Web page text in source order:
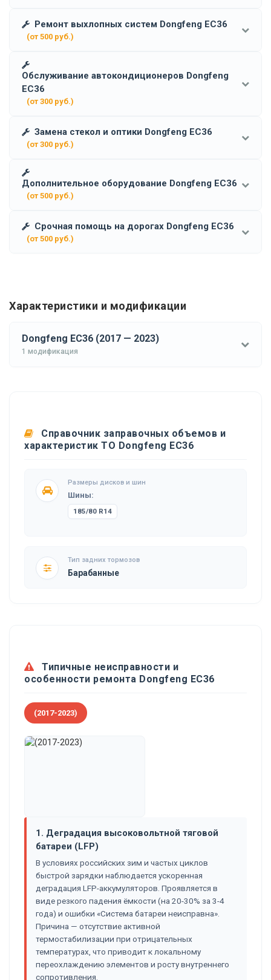
Ремонт выхлопных систем Dongfeng EC36
(от 500 руб.)
Обслуживание автокондиционеров Dongfeng
EC36
(от 300 руб.)
Замена стекол и оптики Dongfeng EC36
(от 300 руб.)
Дополнительное оборудование Dongfeng EC36
(от 500 руб.)
Срочная помощь на дорогах Dongfeng EC36
(от 500 руб.)
Характеристики и модификации
Dongfeng EC36 (2017 — 2023)
1 модификация
Справочник заправочных объемов и
характеристик ТО Dongfeng EC36
Размеры дисков и шин
Шины:
185/80 R14
Тип задних тормозов
Барабанные
Типичные неисправности и
особенности ремонта Dongfeng EC36
(2017-2023)
1. Деградация высоковольтной тяговой
батареи (LFP)
В условиях российских зим и частых циклов
быстрой зарядки наблюдается ускоренная
деградация LFP-аккумуляторов. Проявляется в
виде резкого падения ёмкости (на 20-30% за 3-4
года) и ошибки «Система батареи неисправна».
Причина — отсутствие активной
термостабилизации при отрицательных
температурах, что приводит к локальному
переохлаждению элементов и росту внутреннего
сопротивления.